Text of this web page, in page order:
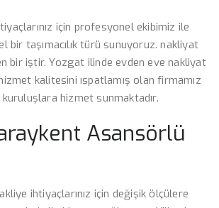
için profesyonel ekibimiz ile
bir taşımacılık türü sunuyoruz. nakliyat
bir iştir. Yozgat ilinde evden eve nakliyat
kalitesini ıspatlamış olan firmamız
hizmet sunmaktadır.
Asansörlü
ihtiyaçlarınız için değişik ölçülere